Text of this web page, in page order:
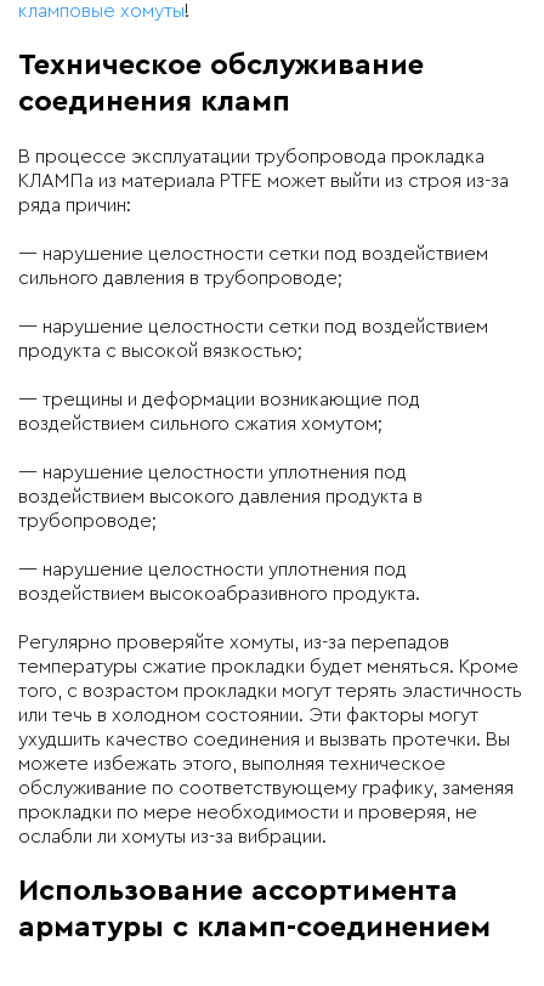
кламповые хомуты!
Техническое обслуживание
соединения кламп
В процессе эксплуатации трубопровода прокладка
КЛАМПа из материала PTFE может выйти из строя из-за
ряда причин:
— нарушение целостности сетки под воздействием
сильного давления в трубопроводе;
— нарушение целостности сетки под воздействием
продукта с высокой вязкостью;
— трещины и деформации возникающие под
воздействием сильного сжатия хомутом;
— нарушение целостности уплотнения под
воздействием высокого давления продукта в
трубопроводе;
— нарушение целостности уплотнения под
воздействием высокоабразивного продукта.
Регулярно проверяйте хомуты, из-за перепадов
температуры сжатие прокладки будет меняться. Кроме
того, с возрастом прокладки могут терять эластичность
или течь в холодном состоянии. Эти факторы могут
ухудшить качество соединения и вызвать протечки. Вы
можете избежать этого, выполняя техническое
обслуживание по соответствующему графику, заменяя
прокладки по мере необходимости и проверяя, не
ослабли ли хомуты из-за вибрации.
Использование ассортимента
арматуры с кламп-соединением